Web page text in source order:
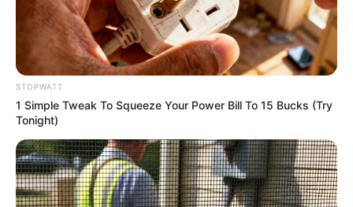
One Business Model Eliminated The #1 Reason
Side Hustles Fail
STOPWATT
1 Simple Tweak To Squeeze Your Power Bill To 15 Bucks (Try
Tonight)